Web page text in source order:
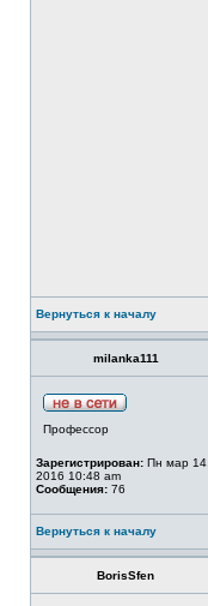
Вернуться к началу
milanka111
Профессор
Зарегистрирован: Пн мар 14,
2016 10:48 am
Сообщения: 76
Вернуться к началу
BorisSfen